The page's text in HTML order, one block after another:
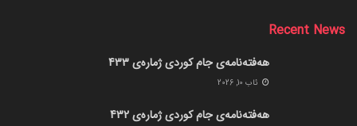
Recent News
هەفتەنامەی جام کوردی ژمارەی 433
ئاب 10, 2026
هەفتەنامەی جام کوردی ژمارەی 432